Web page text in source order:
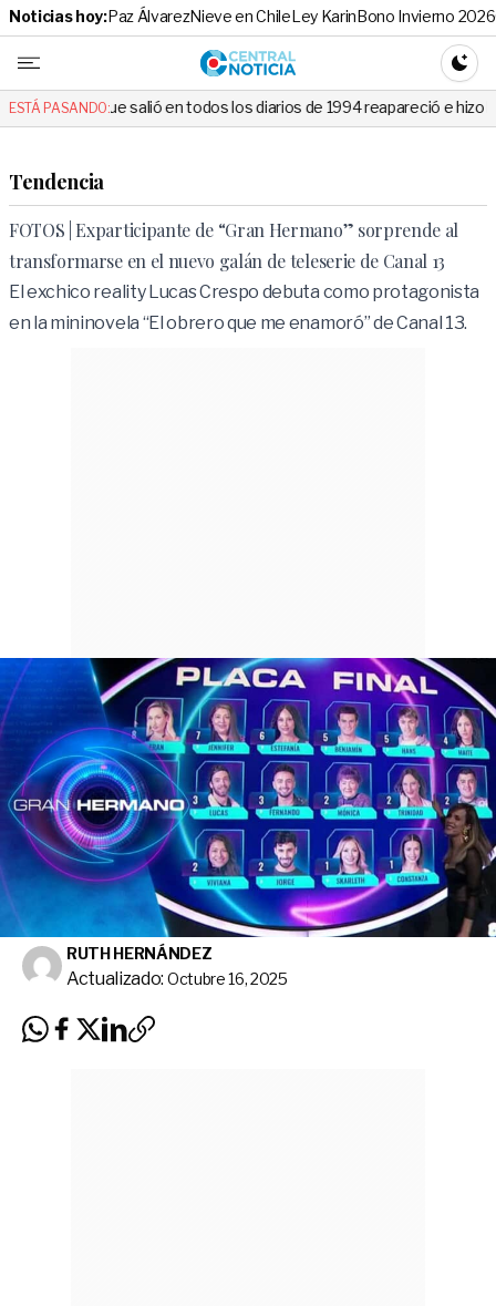
Noticias hoy:Paz ÁlvarezNieve en ChileLey KarinBono Invierno 2026
Central
ESTÁ PASANDO:
salió en todos los diarios de 1994 reapareció e hizo llorar a todos
Tendencia
FOTOS | Exparticipante de “Gran Hermano” sorprende al
transformarse en el nuevo galán de teleserie de Canal 13
El exchico reality Lucas Crespo debuta como protagonista
en la mininovela “El obrero que me enamoró” de Canal 13.
RUTH HERNÁNDEZ
Actualizado: Octubre 16, 2025